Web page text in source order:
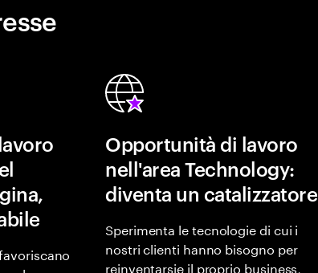
Opportunità di lavoro
nell'area Technology:
diventa un catalizzatore
Sperimenta le tecnologie di cui i
nostri clienti hanno bisogno per
reinventarsie il proprio business,